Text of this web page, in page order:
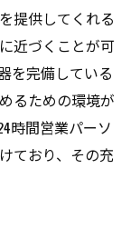
提供してくれる
近づくことが可
を完備している
るための環境が
時間営業パーソ
ており、その充